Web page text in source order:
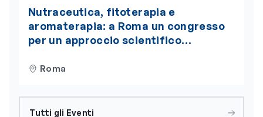
Nutraceutica, fitoterapia e
aromaterapia: a Roma un congresso
per un approccio scientifico
Roma
Tutti gli Eventi